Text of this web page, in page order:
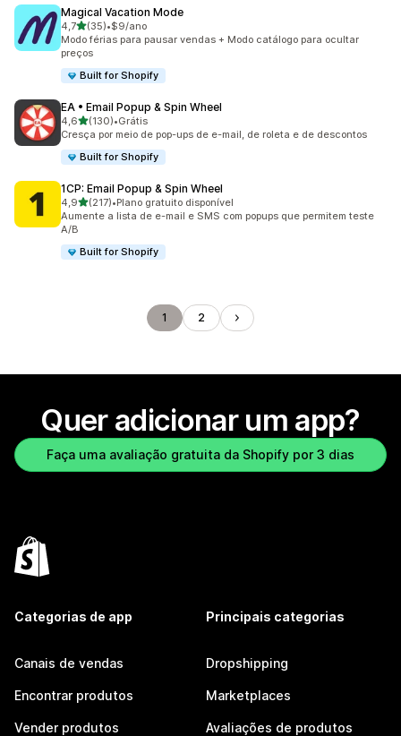
Magical Vacation Mode
4,7de 5 estrelas
(35)
35 avaliações ao todo
•$9/ano
Modo férias para pausar vendas + Modo catálogo para ocultar
preços
Built for Shopify
EA • Email Popup & Spin Wheel
4,6de 5 estrelas
(130)
130 avaliações ao todo
•Grátis
Cresça por meio de pop-ups de e-mail, de roleta e de descontos
Built for Shopify
1CP: Email Popup & Spin Wheel
4,9de 5 estrelas
(217)
217 avaliações ao todo
•Plano gratuito disponível
Aumente a lista de e-mail e SMS com popups que permitem teste
A/B
Built for Shopify
1 2
Quer adicionar um app?
Faça uma avaliação gratuita da Shopify por 3 dias
Categorias de app
Canais de vendas
Encontrar produtos
Vender produtos
Principais categorias
Dropshipping
Marketplaces
Avaliações de produtos